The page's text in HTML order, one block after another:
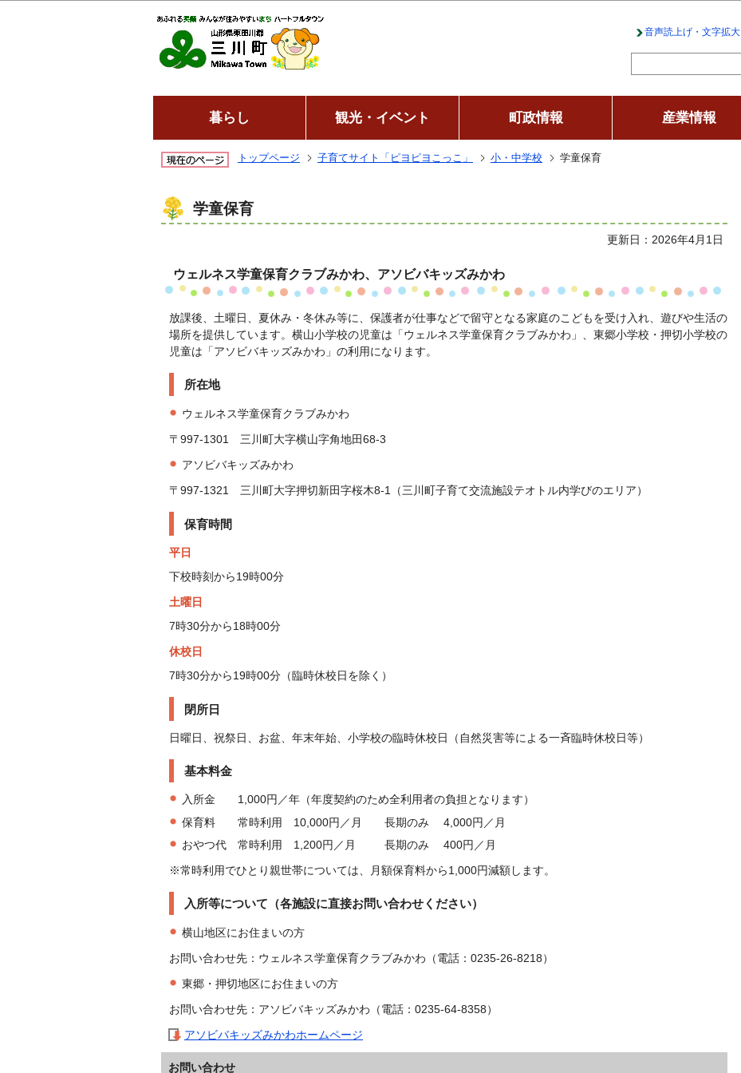
音声読上げ・文字拡大
暮らし 観光・イベント 町政情報 産業情報
トップページ 子育てサイト「ピヨピヨこっこ」 小・中学校 学童保育
学童保育
更新日：2026年4月1日
ウェルネス学童保育クラブみかわ、アソビバキッズみかわ
放課後、土曜日、夏休み・冬休み等に、保護者が仕事などで留守となる家庭のこどもを受け入れ、遊びや生活の
場所を提供しています。横山小学校の児童は「ウェルネス学童保育クラブみかわ」、東郷小学校・押切小学校の
児童は「アソビバキッズみかわ」の利用になります。
所在地
ウェルネス学童保育クラブみかわ
〒997-1301 三川町大字横山字角地田68-3
アソビバキッズみかわ
〒997-1321 三川町大字押切新田字桜木8-1（三川町子育て交流施設テオトル内学びのエリア）
保育時間
平日
下校時刻から19時00分
土曜日
7時30分から18時00分
休校日
7時30分から19時00分（臨時休校日を除く）
閉所日
日曜日、祝祭日、お盆、年末年始、小学校の臨時休校日（自然災害等による一斉臨時休校日等）
基本料金
入所金 1,000円／年（年度契約のため全利用者の負担となります）
保育料 常時利用 10,000円／月 長期のみ 4,000円／月
おやつ代 常時利用 1,200円／月 長期のみ 400円／月
※常時利用でひとり親世帯については、月額保育料から1,000円減額します。
入所等について（各施設に直接お問い合わせください）
横山地区にお住まいの方
お問い合わせ先：ウェルネス学童保育クラブみかわ（電話：0235-26-8218）
東郷・押切地区にお住まいの方
お問い合わせ先：アソビバキッズみかわ（電話：0235-64-8358）
アソビバキッズみかわホームページ
お問い合わせ